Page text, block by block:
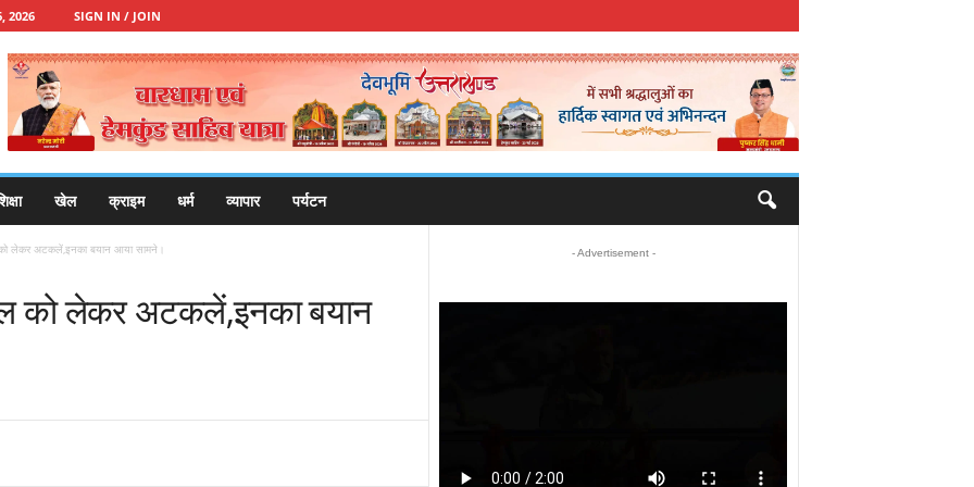
2026 SIGN IN / JOIN
खेल क्राइम धर्म व्यापार पर्यटन
लेकर अटकलें,इनका बयान आया सामने।
को लेकर अटकलें,इनका बयान
- Advertisement -